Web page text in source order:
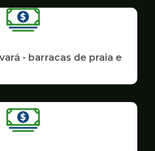
- barracas de praia e